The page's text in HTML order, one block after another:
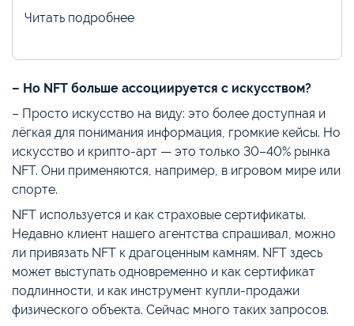
Читать подробнее
– Но NFT больше ассоциируется с искусством?
– Просто искусство на виду: это более доступная и
лёгкая для понимания информация, громкие кейсы. Но
искусство и крипто-арт — это только 30–40% рынка
NFT. Они применяются, например, в игровом мире или
спорте.
NFT используется и как страховые сертификаты.
Недавно клиент нашего агентства спрашивал, можно
ли привязать NFT к драгоценным камням. NFT здесь
может выступать одновременно и как сертификат
подлинности, и как инструмент купли-продажи
физического объекта. Сейчас много таких запросов.